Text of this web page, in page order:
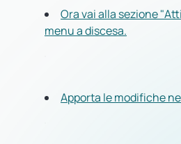
Ora vai alla sezione
menu a discesa.
Apporta le modifiche